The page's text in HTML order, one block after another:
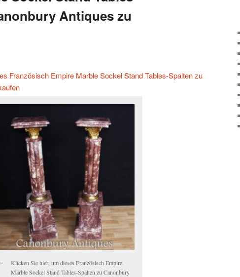
Antiques zu
Französisch Empire Marble Sockel Stand Tables-Spalten zu
Klicken Sie hier, um dieses Französisch Empire
Marble Sockel Stand Tables-Spalten zu Canonbury